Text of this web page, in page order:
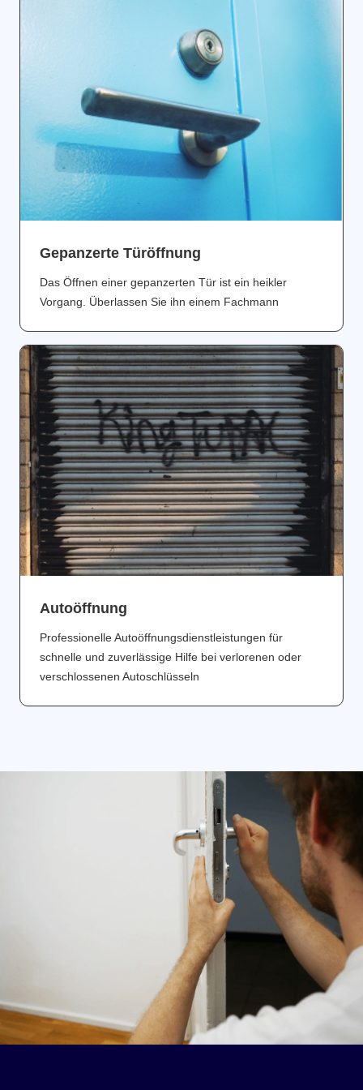
Gepanzerte Türöffnung
Das Öffnen einer gepanzerten Tür ist ein heikler
Vorgang. Überlassen Sie ihn einem Fachmann
Аutoöffnung
Professionelle Autoöffnungsdienstleistungen für
schnelle und zuverlässige Hilfe bei verlorenen oder
verschlossenen Autoschlüsseln